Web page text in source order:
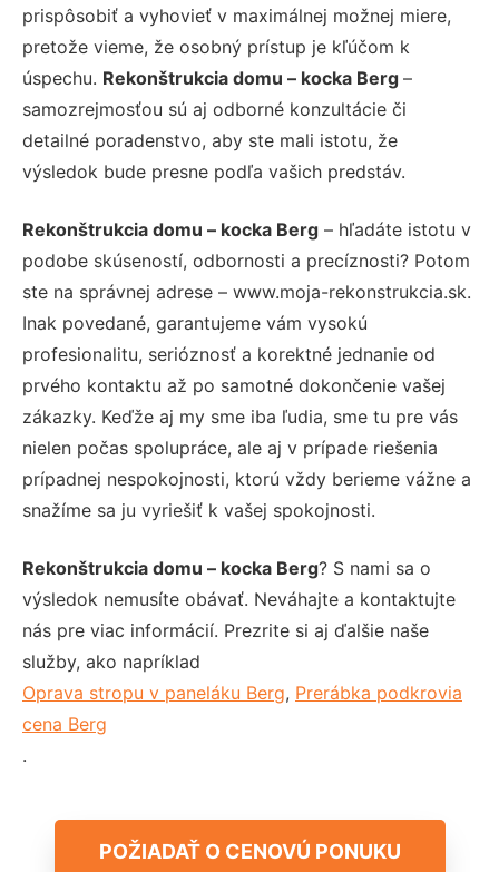
prispôsobiť a vyhovieť v maximálnej možnej miere,
pretože vieme, že osobný prístup je kľúčom k
úspechu. Rekonštrukcia domu – kocka Berg –
samozrejmosťou sú aj odborné konzultácie či
detailné poradenstvo, aby ste mali istotu, že
výsledok bude presne podľa vašich predstáv.
Rekonštrukcia domu – kocka Berg – hľadáte istotu v
podobe skúseností, odbornosti a precíznosti? Potom
ste na správnej adrese – www.moja-rekonstrukcia.sk.
Inak povedané, garantujeme vám vysokú
profesionalitu, serióznosť a korektné jednanie od
prvého kontaktu až po samotné dokončenie vašej
zákazky. Keďže aj my sme iba ľudia, sme tu pre vás
nielen počas spolupráce, ale aj v prípade riešenia
prípadnej nespokojnosti, ktorú vždy berieme vážne a
snažíme sa ju vyriešiť k vašej spokojnosti.
Rekonštrukcia domu – kocka Berg? S nami sa o
výsledok nemusíte obávať. Neváhajte a kontaktujte
nás pre viac informácií. Prezrite si aj ďalšie naše
služby, ako napríklad
Oprava stropu v paneláku Berg, Prerábka podkrovia
cena Berg
.
POŽIADAŤ O CENOVÚ PONUKU